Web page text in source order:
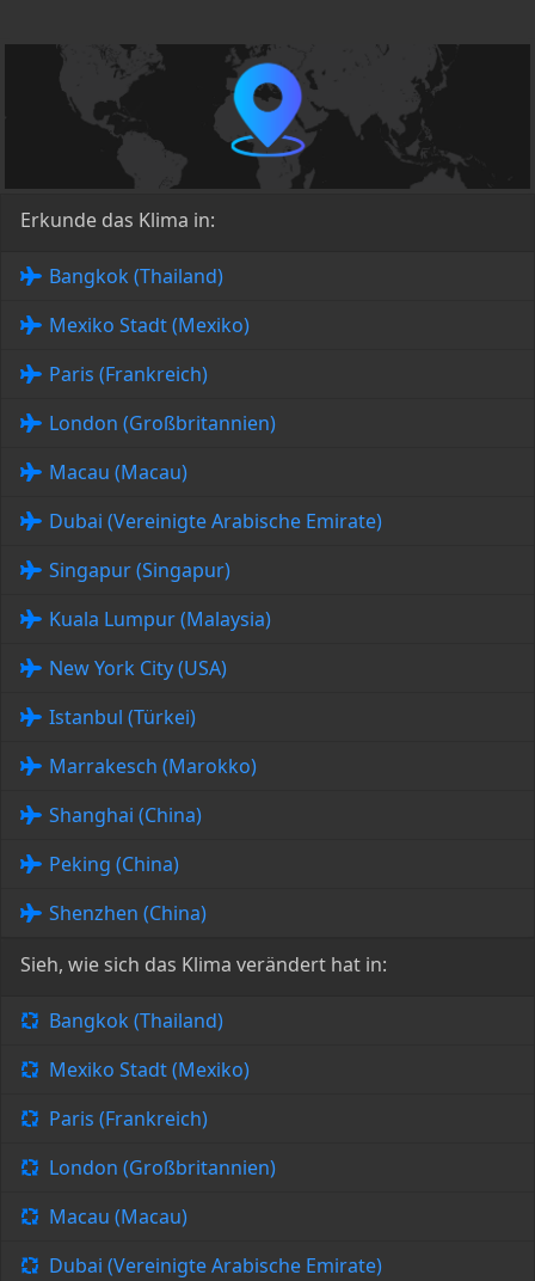
Erkunde das Klima in:
Bangkok (Thailand)
Mexiko Stadt (Mexiko)
Paris (Frankreich)
London (Großbritannien)
Macau (Macau)
Dubai (Vereinigte Arabische Emirate)
Singapur (Singapur)
Kuala Lumpur (Malaysia)
New York City (USA)
Istanbul (Türkei)
Marrakesch (Marokko)
Shanghai (China)
Peking (China)
Shenzhen (China)
Sieh, wie sich das Klima verändert hat in:
Bangkok (Thailand)
Mexiko Stadt (Mexiko)
Paris (Frankreich)
London (Großbritannien)
Macau (Macau)
Dubai (Vereinigte Arabische Emirate)